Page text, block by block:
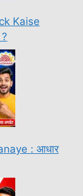
Kaise
: आधार